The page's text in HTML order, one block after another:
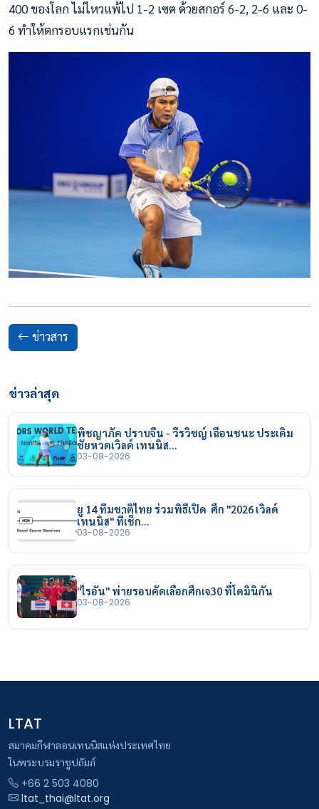
400 ของโลก ไม่ไหวแพ้ไป 1-2 เซต ด้วยสกอร์ 6-2, 2-6 และ 0-
6 ทำให้ตกรอบแรกเช่นกัน
ข่าวสาร
ข่าวล่าสุด
พิชญาภัค ปราบจีน - วีรวิชญ์ เฉือนชนะ ประเดิม
ชัยหวดเวิลด์ เทนนิส…
03-08-2026
ยู 14 ทีมชาติไทย ร่วมพิธีเปิด ศึก "2026 เวิลด์
เทนนิส" ที่เช็ก…
03-08-2026
"ไรอัน" พ่ายรอบคัดเลือกศึกเจ30 ที่โดมินิกัน
03-08-2026
LTAT
สมาคมกีฬาลอนเทนนิสแห่งประเทศไทย
ในพระบรมราชูปถัมภ์
+66 2 503 4080
ltat_thai@ltat.org